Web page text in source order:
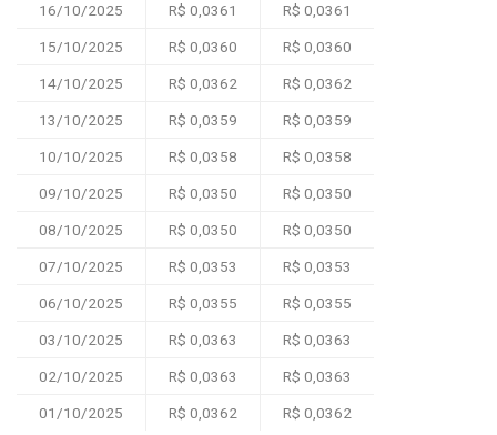
16/10/2025 R$ 0,0361 R$ 0,0361
15/10/2025 R$ 0,0360 R$ 0,0360
14/10/2025 R$ 0,0362 R$ 0,0362
13/10/2025 R$ 0,0359 R$ 0,0359
10/10/2025 R$ 0,0358 R$ 0,0358
09/10/2025 R$ 0,0350 R$ 0,0350
08/10/2025 R$ 0,0350 R$ 0,0350
07/10/2025 R$ 0,0353 R$ 0,0353
06/10/2025 R$ 0,0355 R$ 0,0355
03/10/2025 R$ 0,0363 R$ 0,0363
02/10/2025 R$ 0,0363 R$ 0,0363
01/10/2025 R$ 0,0362 R$ 0,0362